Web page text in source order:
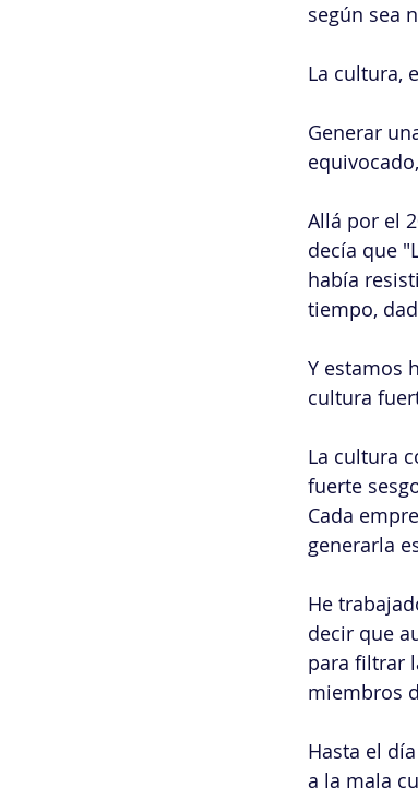
según sea
La cultura,
Generar
Allá por el
decía que
había
tiempo,
Y estamos
cultura
La cultura
fuerte
Cada
generarla
He
decir que
para filtrar
miembros
Hasta el
a la mala